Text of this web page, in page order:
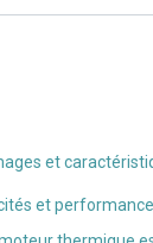
et
et